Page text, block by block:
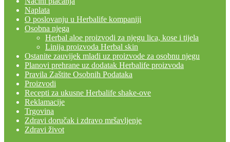
Naplata
O poslovanju u Herbalife kompaniji
Osobna njega
Herbal aloe proizvodi za njegu lica, kose i tijela
Linija proizvoda Herbal skin
Ostanite zauvijek mladi uz proizvode za osobnu njegu
Planovi prehrane uz dodatak Herbalife proizvoda
Pravila Zaštite Osobnih Podataka
Proizvodi
Recepti za ukusne Herbalife shake-ove
Reklamacije
Trgovina
Zdravi doručak i zdravo mršavljenje
Zdravi život